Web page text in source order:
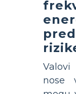
nose